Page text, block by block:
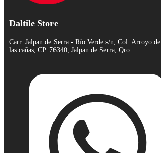
Daltile Store
Carr. Jalpan de Serra - Río Verde s/n, Col. Arroyo de
las cañas, CP. 76340, Jalpan de Serra, Qro.